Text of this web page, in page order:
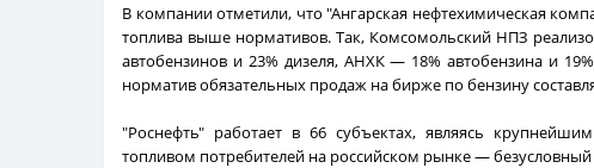
В компании отметили, что "Ангарская нефтехимическая
топлива выше нормативов. Так, Комсомольский НПЗ
автобензинов и 23% дизеля, АНХК — 18% автобензина и
норматив обязательных продаж на бирже по бензину
"Роснефть" работает в 66 субъектах, являясь
топливом потребителей на российском рынке —